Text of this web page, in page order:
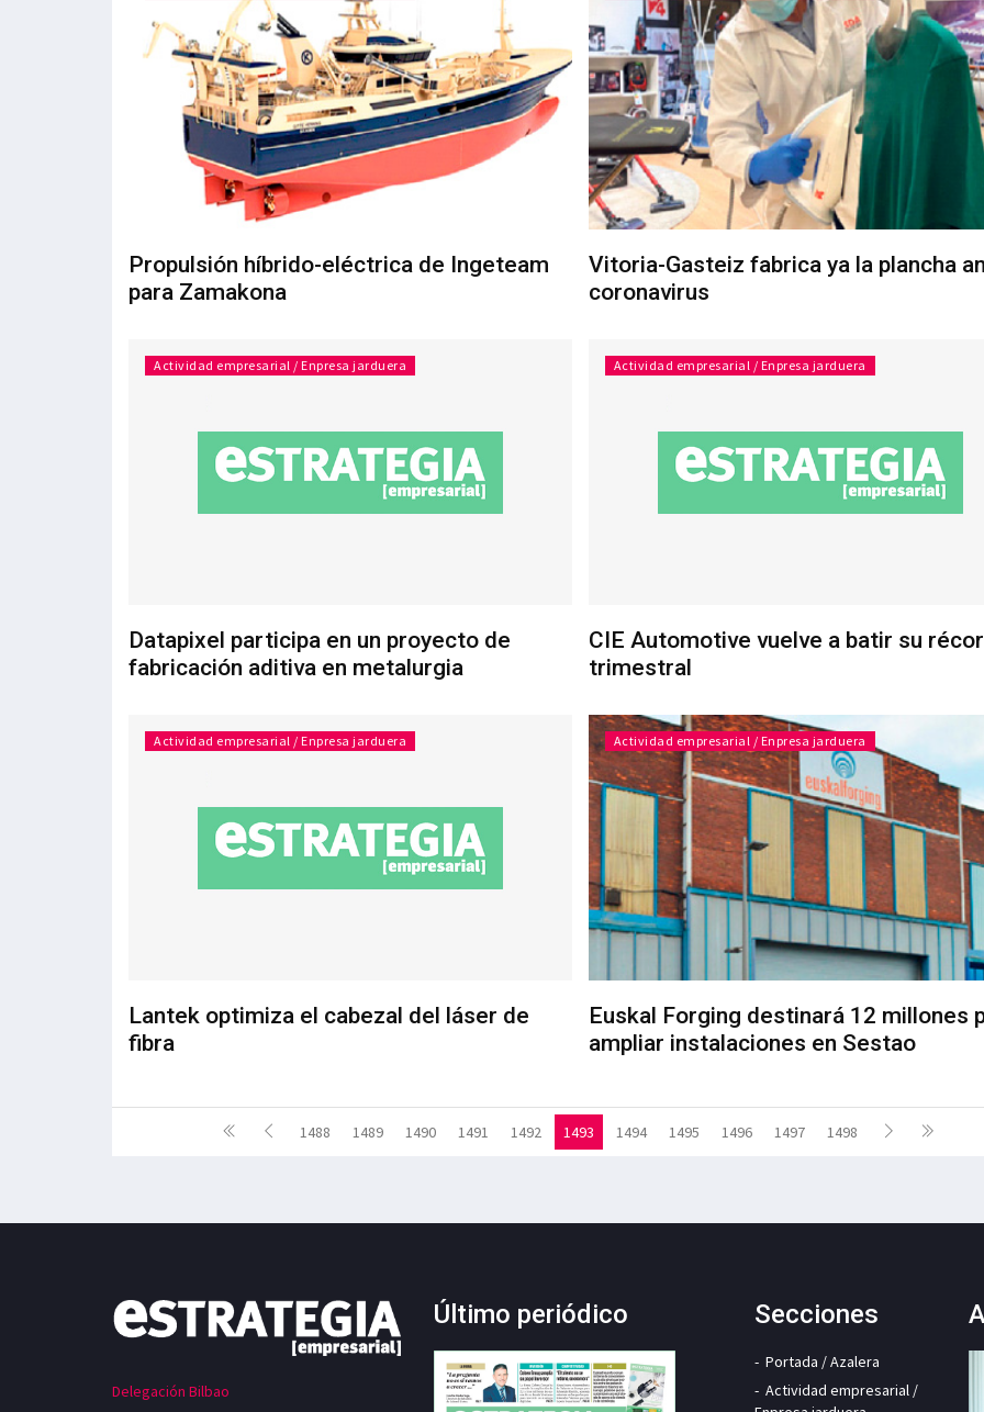
Propulsión híbrido-eléctrica de Ingeteam
para Zamakona
Vitoria-Gasteiz fabrica ya la plancha
coronavirus
Actividad empresarial / Enpresa jarduera
Datapixel participa en un proyecto de
fabricación aditiva en metalurgia
Actividad empresarial / Enpresa jarduera
CIE Automotive vuelve a batir su
trimestral
Actividad empresarial / Enpresa jarduera
Lantek optimiza el cabezal del láser de
fibra
Actividad empresarial / Enpresa jarduera
Euskal Forging destinará 12 millones
ampliar instalaciones en Sestao
1488 1489 1490 1491 1492 1493 1494 1495 1496 1497 1498
Delegación Bilbao
Último periódico Secciones
Portada / Azalera
Actividad empresarial /